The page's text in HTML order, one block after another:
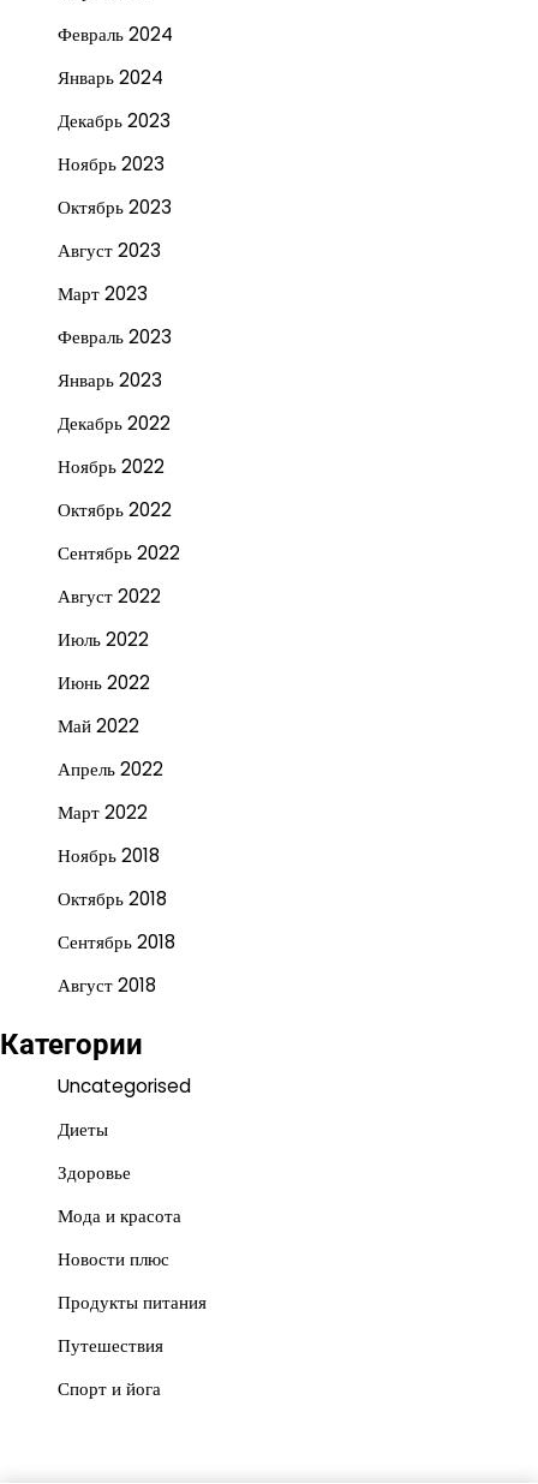
Февраль 2024
Январь 2024
Декабрь 2023
Ноябрь 2023
Октябрь 2023
Август 2023
Март 2023
Февраль 2023
Январь 2023
Декабрь 2022
Ноябрь 2022
Октябрь 2022
Сентябрь 2022
Август 2022
Июль 2022
Июнь 2022
Май 2022
Апрель 2022
Март 2022
Ноябрь 2018
Октябрь 2018
Сентябрь 2018
Август 2018
Категории
Uncategorised
Диеты
Здоровье
Мода и красота
Новости плюс
Продукты питания
Путешествия
Спорт и йога